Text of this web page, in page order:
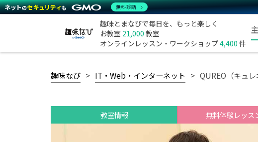
趣味とまなびで毎日を、もっと楽しく
お教室 21,000 教室
オンラインレッスン・ワークショップ4,400 件
趣味なび IT・Web・インターネット QUREO（キュ
教室情報 無料体験レッス
無料診断